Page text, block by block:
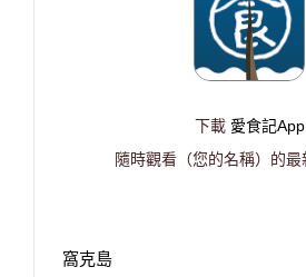
下載 愛食記App
隨時觀看（您的名稱）的
窩克島